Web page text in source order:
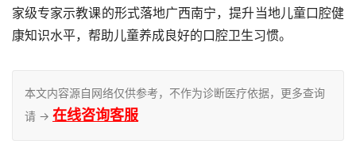
家级专家示教课的形式落地广西南宁，提升当地儿童口腔健
康知识水平，帮助儿童养成良好的口腔卫生习惯。
本文内容源自网络仅供参考，不作为诊断医疗依据，更多查询
请 → 在线咨询客服